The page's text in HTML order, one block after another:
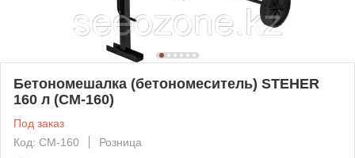
Бетономешалка (бетономеситель) STEHER
160 л (CM-160)
Под заказ
Код: CM-160
Розница